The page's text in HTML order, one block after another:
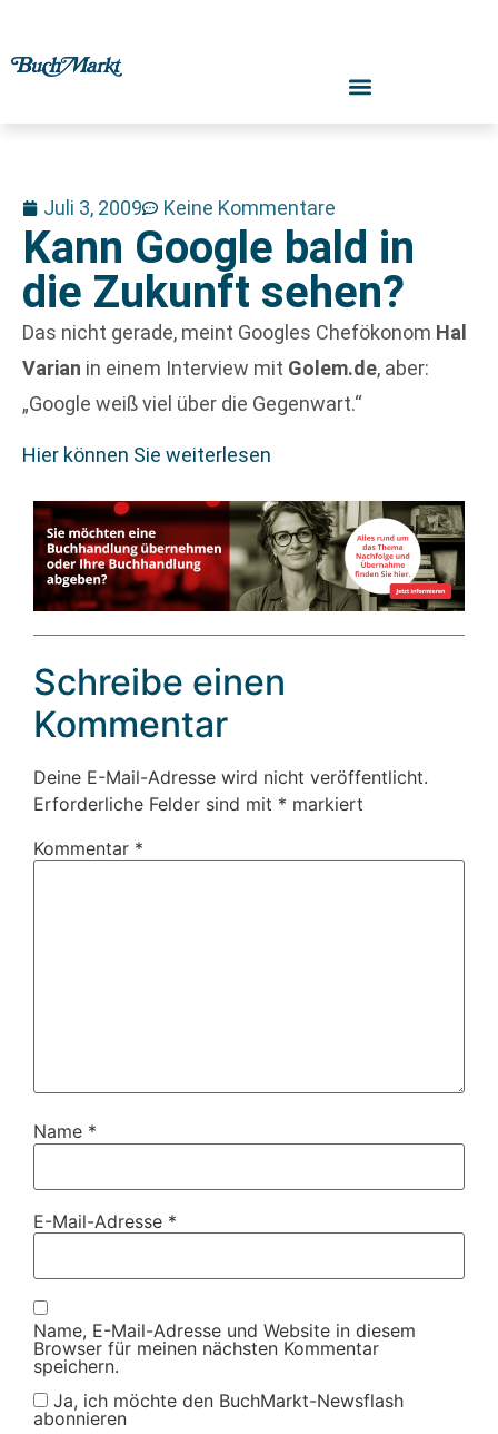
Juli 3, 2009 Keine Kommentare
Kann Google bald in
die Zukunft sehen?
Das nicht gerade, meint Googles Chefökonom Hal
Varian in einem Interview mit Golem.de, aber:
„Google weiß viel über die Gegenwart.“
Hier können Sie weiterlesen
Schreibe einen
Kommentar
Deine E-Mail-Adresse wird nicht veröffentlicht.
Erforderliche Felder sind mit * markiert
Kommentar *
Name *
E-Mail-Adresse *
Name, E-Mail-Adresse und Website in diesem
Browser für meinen nächsten Kommentar
speichern.
Ja, ich möchte den BuchMarkt-Newsflash
abonnieren